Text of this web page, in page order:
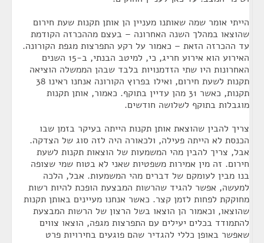
הייתי אומר שמה שאותנו מעניין הן אותן תקנות שעת חירום
שהוצאו במהלך השנה האחרונה – בעצם מההכרזה הקודמת
עד ההכרזה הזאת – כאמור על רקע התפרצות מגפת הקורונה.
האירוע הוא אירוע חריג, כי, למיטב הבנתי, ב-15 השנים
האחרונות היו שתי הזדמנויות בלבד שבהן הממשלה הוציאה
תקנות לשעת חירום, ואילו בפרוץ הקורונה אנחנו ראינו 38
תקנות, כאשר 31 מהן עדיין בתוקף. כאמור, אותן תקנות
מוגבלות בתוקף לשלושה חודשים.
צריך להבין שהוצאת אותן תקנות הייתה בעיקר בזמן שבו
הכנסת לא הייתה פעילה, ולכאורה היה לזה סוג של הצדקה.
אבל, צריך להבין מהי המשמעות של הוצאות תקנות לשעת
חירום. זה מין אמירות משפטיות שאני לא בטוח שמי שצופה
בנו מבין לעומקם של דברים מהי המשמעות. אבל, הלכה
למעשה, אפשר להגיד שהרשות המבצעת הופכת להיות רשות
מחוקקת לפחות לזמן קצר. כאשר אנחנו מעיינים באותן תקנות
שהוצאו, וכאמור הן הוצאו בשל הרצון של הרשות המבצעת
להתמודד בכלים יעילים עם התפרצות מגפה, הוצאו צווים
שאפשר באופן כללי להגדיר שהם פוגעים בחירויות פרט